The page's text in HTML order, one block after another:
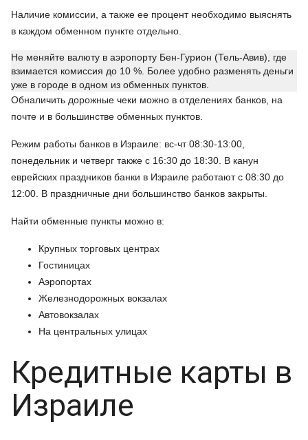
Наличие комиссии, а также ее процент необходимо выяснять
в каждом обменном пункте отдельно.
Не меняйте валюту в аэропорту Бен-Гурион (Тель-Авив), где
взимается комиссия до 10 %. Более удобно разменять деньги
уже в городе в одном из обменных пунктов.
Обналичить дорожные чеки можно в отделениях банков, на
почте и в большинстве обменных пунктов.
Режим работы банков в Израиле: вс-чт 08:30-13:00,
понедельник и четверг также с 16:30 до 18:30. В канун
еврейских праздников банки в Израиле работают с 08:30 до
12:00. В праздничные дни большинство банков закрыты.
Найти обменные пункты можно в:
Крупных торговых центрах
Гостиницах
Аэропортах
Железнодорожных вокзалах
Автовокзалах
На центральных улицах
Кредитные карты в
Израиле